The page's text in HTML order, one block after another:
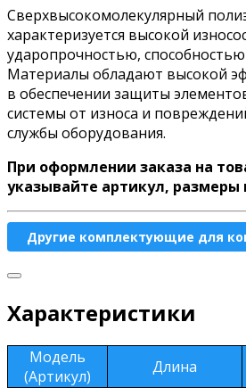
Сверхвысокомолекулярный
характеризуется высокой
ударопрочностью,
Материалы обладают высокой
в обеспечении защиты
системы от износа и
службы оборудования.
При оформлении заказа на
указывайте артикул, размеры
Другие комплектующие для
Характеристики
Модель
(Артикул)
Длина